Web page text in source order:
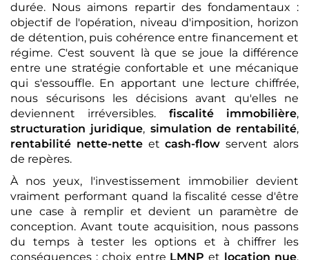
durée. Nous aimons repartir des fondamentaux :
objectif de l'opération, niveau d'imposition, horizon
de détention, puis cohérence entre financement et
régime. C'est souvent là que se joue la différence
entre une stratégie confortable et une mécanique
qui s'essouffle. En apportant une lecture chiffrée,
nous sécurisons les décisions avant qu'elles ne
deviennent irréversibles. fiscalité immobilière,
structuration juridique, simulation de rentabilité,
rentabilité nette-netteetcash-flow servent alors
de repères.
À nos yeux, l'investissement immobilier devient
vraiment performant quand la fiscalité cesse d'être
une case à remplir et devient un paramètre de
conception. Avant toute acquisition, nous passons
du temps à tester les options et à chiffrer les
conséquences : choix entre LMNP et location nue,